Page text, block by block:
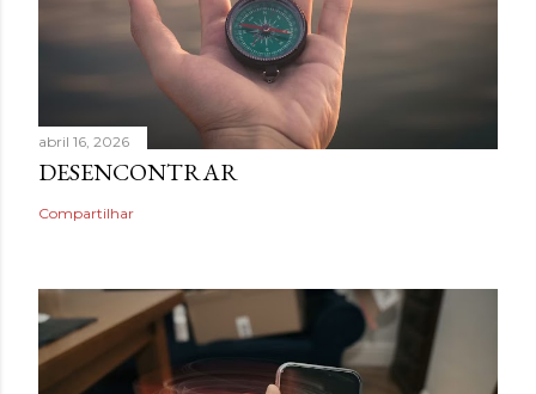
abril 16, 2026
DESENCONTRAR
Compartilhar